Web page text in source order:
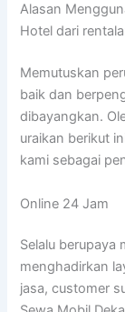
Alasan
Hotel dari
Memutuskan
baik dan
dibayangkan.
uraikan berikut
kami sebagai
Online 24 Jam
Selalu berupaya
menghadirkan
jasa, customer